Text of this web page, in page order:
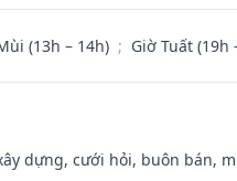
(13h – 14h) ; Giờ Tuất (19h
dựng, cưới hỏi, buôn bán,